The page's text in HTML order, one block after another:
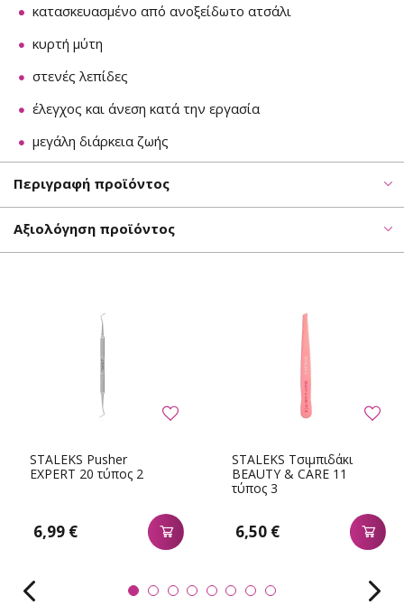
κατασκευασμένο από ανοξείδωτο ατσάλι
κυρτή μύτη
στενές λεπίδες
έλεγχος και άνεση κατά την εργασία
μεγάλη διάρκεια ζωής
Περιγραφή προϊόντος
Αξιολόγηση προϊόντος
STALEKS Pusher
EXPERT 20 τύπος 2
6,99 €
STALEKS Τσιμπιδάκι
BEAUTY & CARE 11
τύπος 3
6,50 €